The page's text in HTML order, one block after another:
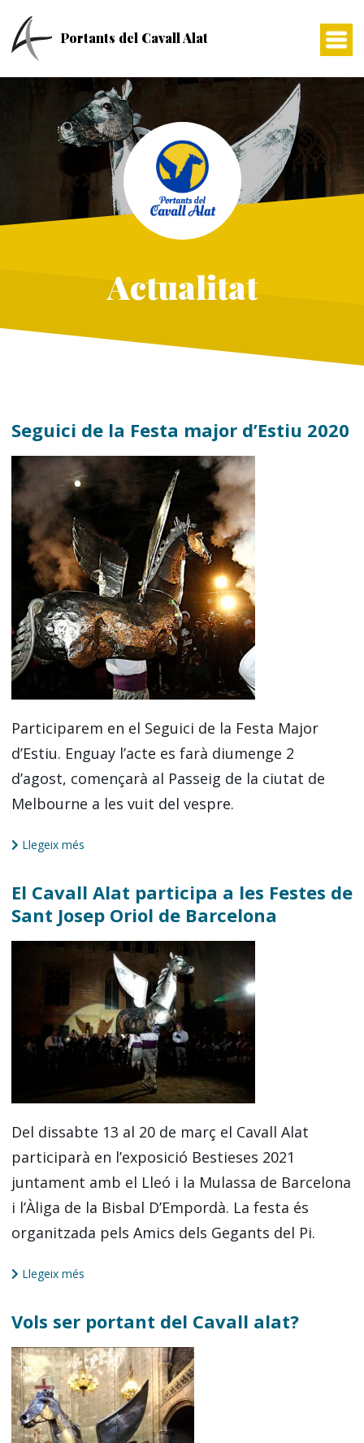
content
Portants del Cavall Alat
Actualitat
Seguici de la Festa major d’Estiu 2020
Participarem en el Seguici de la Festa Major
d’Estiu. Enguay l’acte es farà diumenge 2
d’agost, començarà al Passeig de la ciutat de
Melbourne a les vuit del vespre.
Llegeix més
El Cavall Alat participa a les Festes de
Sant Josep Oriol de Barcelona
Del dissabte 13 al 20 de març el Cavall Alat
participarà en l’exposició Bestieses 2021
juntament amb el Lleó i la Mulassa de Barcelona
i l’Àliga de la Bisbal D’Empordà. La festa és
organitzada pels Amics dels Gegants del Pi.
Llegeix més
Vols ser portant del Cavall alat?